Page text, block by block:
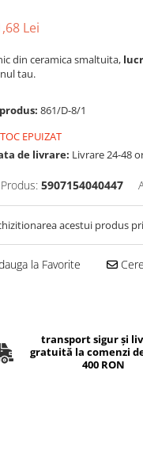
Lei
din ceramica smaltuita,
tau.
861/D-8/1
EPUIZAT
de livrare: Livrare 24-48
5907154040447
acestui produs
la Favorite
transport sigur și
gratuită la comenzi
400 RON